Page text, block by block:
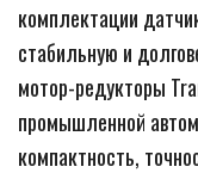
комплектации
стабильную и
мотор-редукторы
промышленной
компактность,